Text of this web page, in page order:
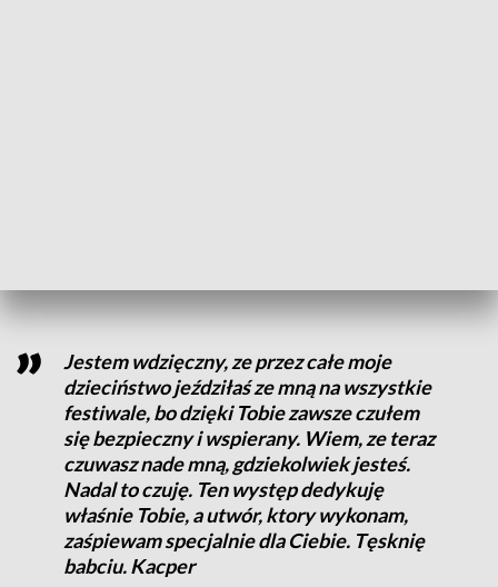
Jestem wdzięczny, ze przez całe moje
dzieciństwo jeździłaś ze mną na wszystkie
festiwale, bo dzięki Tobie zawsze czułem
się bezpieczny i wspierany. Wiem, ze teraz
czuwasz nade mną, gdziekolwiek jesteś.
Nadal to czuję. Ten występ dedykuję
właśnie Tobie, a utwór, ktory wykonam,
zaśpiewam specjalnie dla Ciebie. Tęsknię
babciu. Kacper